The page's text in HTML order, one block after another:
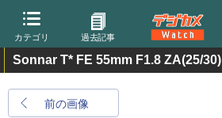
カテゴリ 過去記事
Sonnar T* FE 55mm F1.8 ZA(25/30)
前の画像